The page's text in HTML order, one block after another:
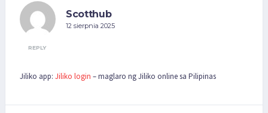
Scotthub
12 sierpnia 2025
REPLY
Jiliko app: Jiliko login – maglaro ng Jiliko online sa Pilipinas